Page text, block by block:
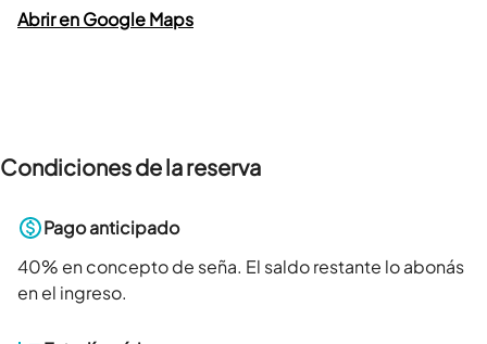
Abrir en Google Maps
Condiciones de la reserva
Pago anticipado
40% en concepto de seña. El saldo restante lo abonás
en el ingreso.